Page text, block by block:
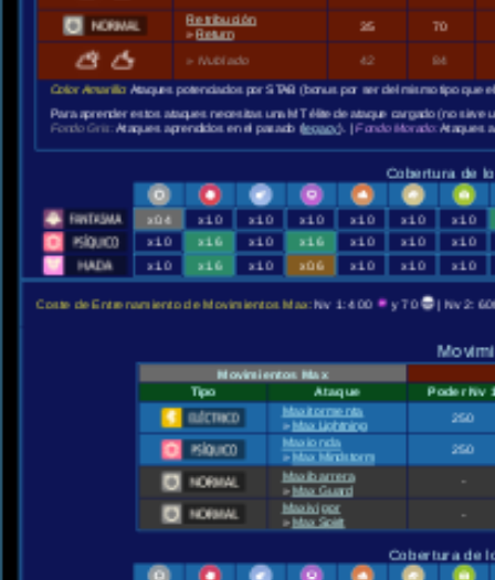
Retribución
»Return 35 70
» Nublado 42 84
Color Amarillo: Ataques potenciados por STAB (bonus por ser del mismo tipo que
Para aprender estos ataques necesitas una MT élite de ataque cargado (no sirve
Fondo Gris:Ataques aprendidos en el pasado (legacy). |Fondo Morado:Ataques
Cobertura de
x0.4 x1.0 x1.0 x1.0 x1.0 x1.0
x1.0
x1.0
x1.6 x1.0 x1.6 x1.0 x1.0
x1.0
x1.0
x1.6 x1.0 x0.6 x1.0 x1.0 x1.0
Coste de Entrenamiento de Movimientos Max:Nv 1: 400 y 70 | Nv 2:
Movimientos Max
Tipo
Ataque
Poder Nv
Maxitormenta
»Max Lightning
250
Maxionda
»Max Mindstorm
250
Maxibarrera
»Max Guard
-
Maxivigor
»Max Spirit -
Cobertura de